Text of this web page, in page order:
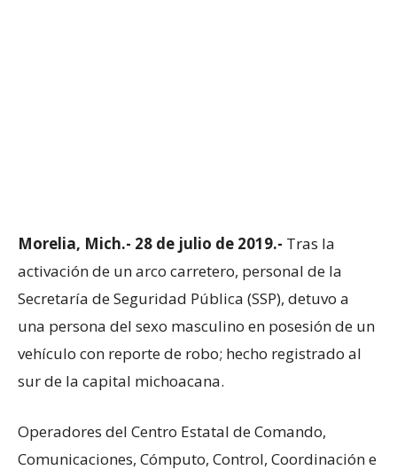
Morelia, Mich.- 28 de julio de 2019.- Tras la
activación de un arco carretero, personal de la
Secretaría de Seguridad Pública (SSP), detuvo a
una persona del sexo masculino en posesión de un
vehículo con reporte de robo; hecho registrado al
sur de la capital michoacana.
Operadores del Centro Estatal de Comando,
Comunicaciones, Cómputo, Control, Coordinación e